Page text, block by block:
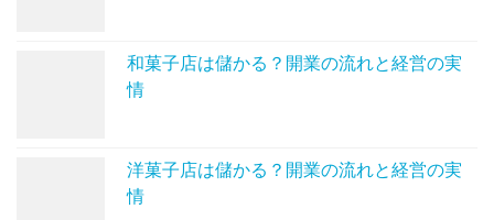
和菓子店は儲かる？開業の流れと経営の実
情
洋菓子店は儲かる？開業の流れと経営の実
情